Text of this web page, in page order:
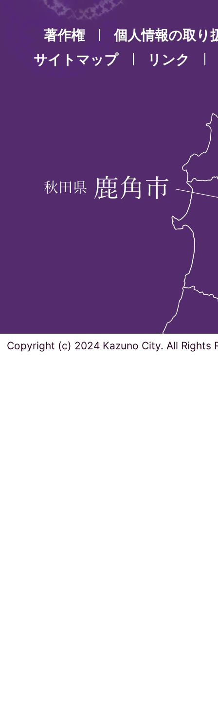
著作権
個人情報の取り
サイトマップ
リンク
Copyright (c) 2024 Kazuno City. All Rights